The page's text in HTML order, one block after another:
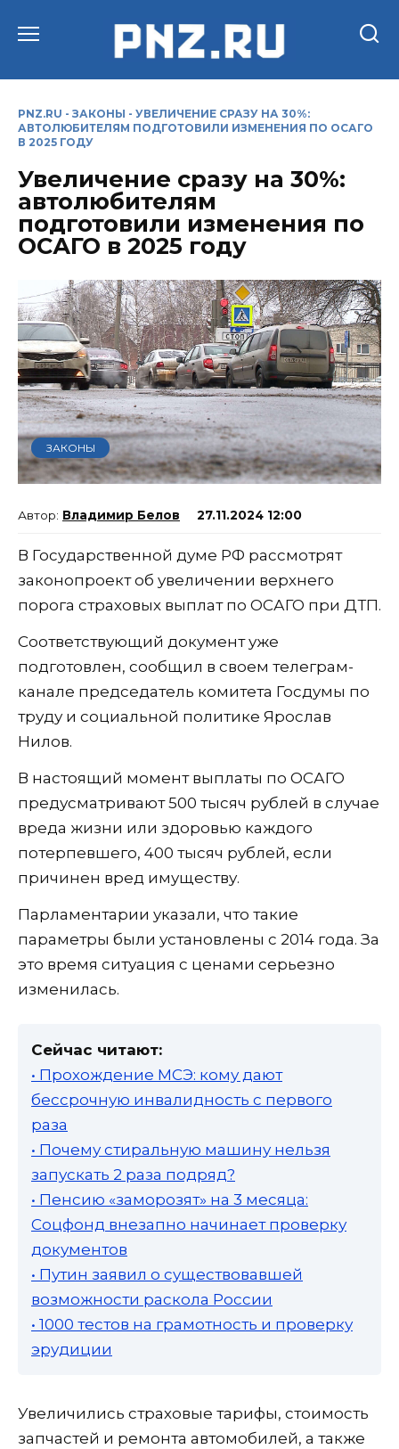
PNZ.RU - ЗАКОНЫ - УВЕЛИЧЕНИЕ СРАЗУ НА 30%:
АВТОЛЮБИТЕЛЯМ ПОДГОТОВИЛИ ИЗМЕНЕНИЯ ПО ОСАГО
В 2025 ГОДУ
Увеличение сразу на 30%:
автолюбителям
подготовили изменения по
ОСАГО в 2025 году
ЗАКОНЫ
Владимир Белов 27.11.2024 12:00
В Государственной думе РФ рассмотрят
законопроект об увеличении верхнего
порога страховых выплат по ОСАГО при ДТП.
Соответствующий документ уже
подготовлен, сообщил в своем телеграм-
канале председатель комитета Госдумы по
труду и социальной политике Ярослав
Нилов.
В настоящий момент выплаты по ОСАГО
предусматривают 500 тысяч рублей в случае
вреда жизни или здоровью каждого
потерпевшего, 400 тысяч рублей, если
причинен вред имуществу.
Парламентарии указали, что такие
параметры были установлены с 2014 года. За
это время ситуация с ценами серьезно
изменилась.
Сейчас читают:
• Прохождение МСЭ: кому дают
бессрочную инвалидность с первого
раза
• Почему стиральную машину нельзя
запускать 2 раза подряд?
• Пенсию «заморозят» на 3 месяца:
Соцфонд внезапно начинает проверку
документов
• Путин заявил о существовавшей
возможности раскола России
• 1000 тестов на грамотность и проверку
эрудиции
Увеличились страховые тарифы, стоимость
запчастей и ремонта автомобилей, а также